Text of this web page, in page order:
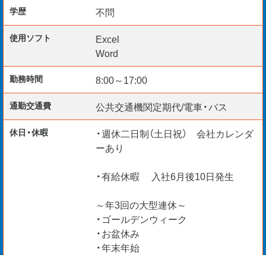
（活かせる経験・資格・PCスキル）
・施工管理、現場監督の経験
・ゼネコンや地元工事会社の出身者
・一級建築士
・二級建築士
・1級建築施工管理技士
・2級建築施工管理技士補
・Officeソフト／エクセル・ワード
学歴 不問
使用ソフト
Excel
Word
勤務時間 8:00～17:00
通勤交通費 公共交通機関定期代/電車・バス
休日・休暇
・週休二日制（土日祝） 会社カレンダ
ーあり
・有給休暇 入社6月後10日発生
～年3回の大型連休～
・ゴールデンウィーク
・お盆休み
・年末年始